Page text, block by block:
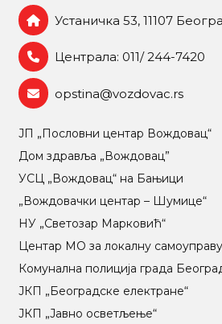
Устаничка 53, 11107
Централа: 011/ 244-7420
opstina@vozdovac.rs
ЈП „Пословни центар Вождовац“
Дом здравља „Вождовац”
УСЦ „Вождовац“ на Бањици
„Вождовачки центар – Шумице“
НУ „Светозар Марковић“
Центар МO за локалну
Комунална полиција града
ЈКП „Београдске електране“
ЈКП „Јавно осветљење“